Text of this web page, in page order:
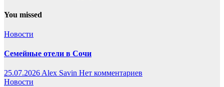
You missed
Новости
Семейные отели в Сочи
25.07.2026Alex Savin Нет комментариев
Новости